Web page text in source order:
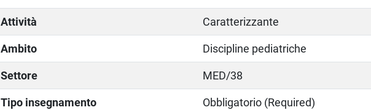
Attività Caratterizzante
Ambito Discipline pediatriche
Settore MED/38
Tipo insegnamento Obbligatorio (Required)